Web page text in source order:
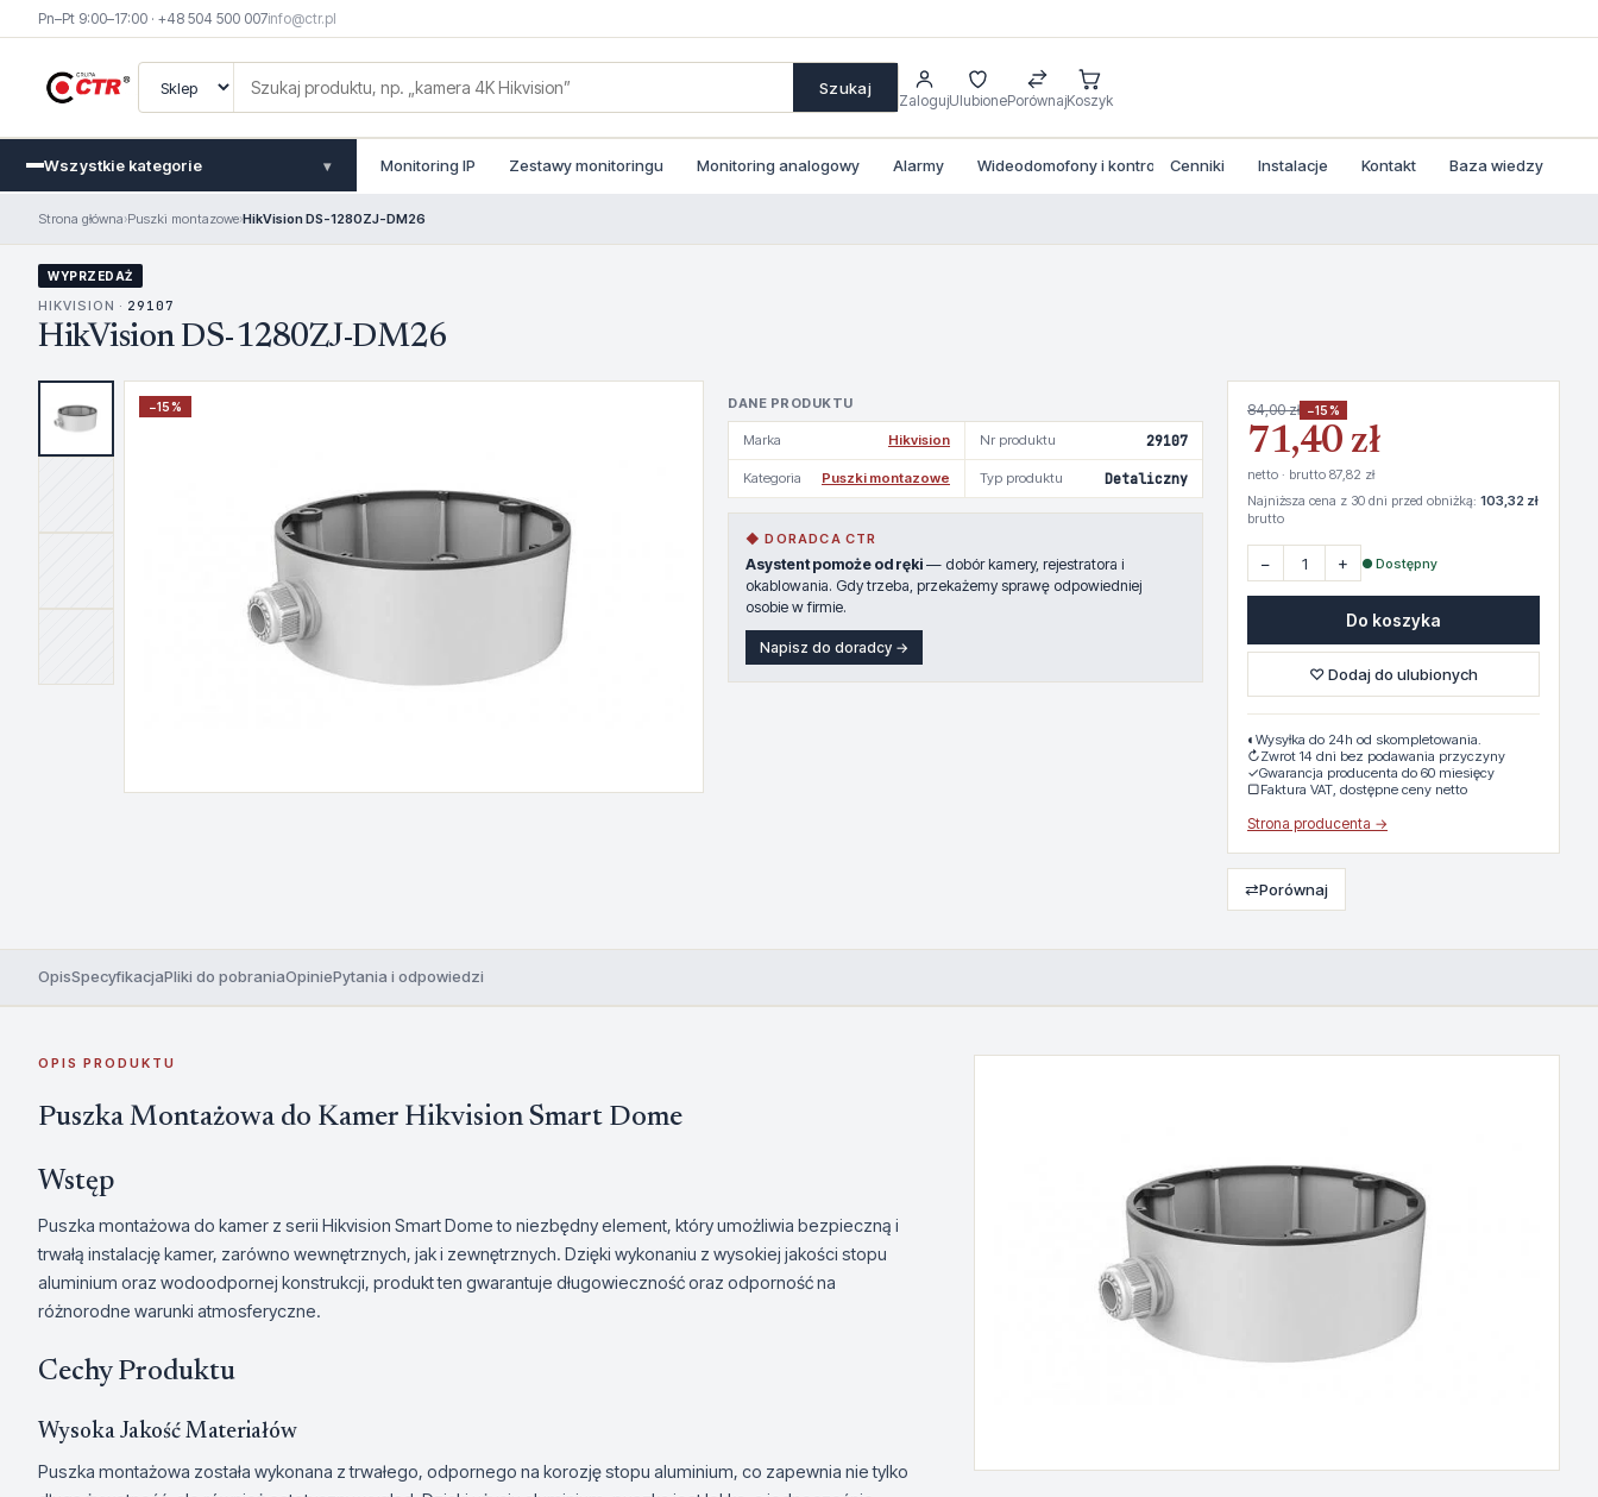
Pn–Pt 9:00–17:00 · +48 504 500 007info@ctr.pl
Szukaj
ZalogujUlubionePorównajKoszyk
Wszystkie kategorie ▾ Monitoring IP Zestawy monitoringu Monitoring analogowy Alarmy Wideodomofony i kontrola dostepu
Cenniki Instalacje Kontakt Baza wiedzy
Strona główna›Puszki montazowe›HikVision DS-1280ZJ-DM26
WYPRZEDAŻ
HIKVISION · 29107
HikVision DS-1280ZJ-DM26
−15% DANE PRODUKTU
Marka Hikvision Nr produktu 29107
Kategoria Puszki montazowe Typ produktu Detaliczny
◆ DORADCA CTR
Asystent pomoże od ręki — dobór kamery, rejestratora i
okablowania. Gdy trzeba, przekażemy sprawę odpowiedniej
osobie w firmie.
Napisz do doradcy →
84,00 zł −15%
71,40 zł
netto · brutto 87,82 zł
Najniższa cena z 30 dni przed obniżką: 103,32 zł
brutto
− + ● Dostępny
Do koszyka
♡ Dodaj do ulubionych
◐ Wysyłka do 24h od skompletowania.
↻Zwrot 14 dni bez podawania przyczyny
✓Gwarancja producenta do 60 miesięcy
▢Faktura VAT, dostępne ceny netto
Strona producenta →
⇄Porównaj
OpisSpecyfikacjaPliki do pobraniaOpiniePytania i odpowiedzi
OPIS PRODUKTU
Puszka Montażowa do Kamer Hikvision Smart Dome
Wstęp
Puszka montażowa do kamer z serii Hikvision Smart Dome to niezbędny element, który umożliwia bezpieczną i
trwałą instalację kamer, zarówno wewnętrznych, jak i zewnętrznych. Dzięki wykonaniu z wysokiej jakości stopu
aluminium oraz wodoodpornej konstrukcji, produkt ten gwarantuje długowieczność oraz odporność na
różnorodne warunki atmosferyczne.
Cechy Produktu
Wysoka Jakość Materiałów
Puszka montażowa została wykonana z trwałego, odpornego na korozję stopu aluminium, co zapewnia nie tylko